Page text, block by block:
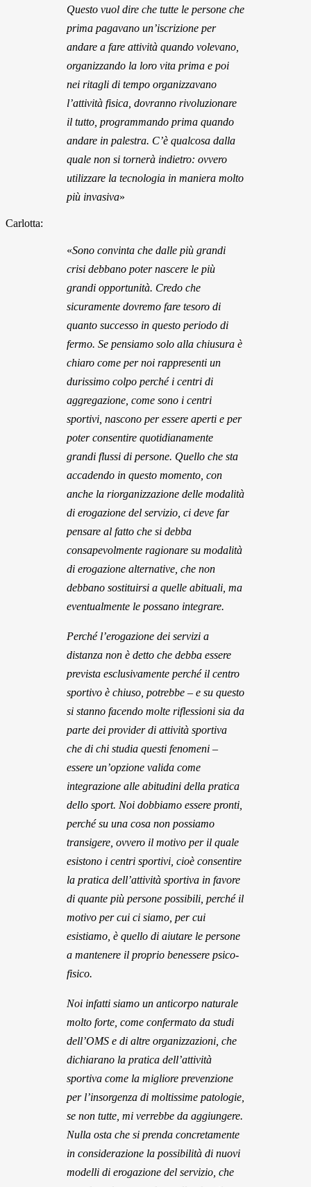
Questo vuol dire che tutte le persone che
prima pagavano un’iscrizione per
andare a fare attività quando volevano,
organizzando la loro vita prima e poi
nei ritagli di tempo organizzavano
l’attività fisica, dovranno rivoluzionare
il tutto, programmando prima quando
andare in palestra. C’è qualcosa dalla
quale non si tornerà indietro: ovvero
utilizzare la tecnologia in maniera molto
più invasiva»
Carlotta:
«Sono convinta che dalle più grandi
crisi debbano poter nascere le più
grandi opportunità. Credo che
sicuramente dovremo fare tesoro di
quanto successo in questo periodo di
fermo. Se pensiamo solo alla chiusura è
chiaro come per noi rappresenti un
durissimo colpo perché i centri di
aggregazione, come sono i centri
sportivi, nascono per essere aperti e per
poter consentire quotidianamente
grandi flussi di persone. Quello che sta
accadendo in questo momento, con
anche la riorganizzazione delle modalità
di erogazione del servizio, ci deve far
pensare al fatto che si debba
consapevolmente ragionare su modalità
di erogazione alternative, che non
debbano sostituirsi a quelle abituali, ma
eventualmente le possano integrare.
Perché l’erogazione dei servizi a
distanza non è detto che debba essere
prevista esclusivamente perché il centro
sportivo è chiuso, potrebbe – e su questo
si stanno facendo molte riflessioni sia da
parte dei provider di attività sportiva
che di chi studia questi fenomeni –
essere un’opzione valida come
integrazione alle abitudini della pratica
dello sport. Noi dobbiamo essere pronti,
perché su una cosa non possiamo
transigere, ovvero il motivo per il quale
esistono i centri sportivi, cioè consentire
la pratica dell’attività sportiva in favore
di quante più persone possibili, perché il
motivo per cui ci siamo, per cui
esistiamo, è quello di aiutare le persone
a mantenere il proprio benessere psico-
fisico.
Noi infatti siamo un anticorpo naturale
molto forte, come confermato da studi
dell’OMS e di altre organizzazioni, che
dichiarano la pratica dell’attività
sportiva come la migliore prevenzione
per l’insorgenza di moltissime patologie,
se non tutte, mi verrebbe da aggiungere.
Nulla osta che si prenda concretamente
in considerazione la possibilità di nuovi
modelli di erogazione del servizio, che